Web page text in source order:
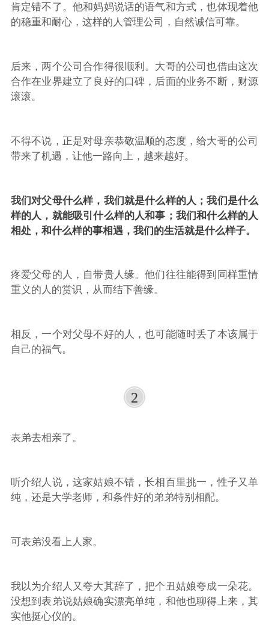
肯定错不了。他和妈妈说话的语气和方式，也体现着他
的稳重和耐心，这样的人管理公司，自然诚信可靠。
后来，两个公司合作得很顺利。大哥的公司也借由这次
合作在业界建立了良好的口碑，后面的业务不断，财源
滚滚。
不得不说，正是对母亲恭敬温顺的态度，给大哥的公司
带来了机遇，让他一路向上，越来越好。
我们对父母什么样，我们就是什么样的人；我们是什么
样的人，就能吸引什么样的人和事；我们和什么样的人
相处，和什么样的事相遇，我们的生活就是什么样子。
疼爱父母的人，自带贵人缘。他们往往能得到同样重情
重义的人的赏识，从而结下善缘。
相反，一个对父母不好的人，也可能随时丢了本该属于
自己的福气。
2
表弟去相亲了。
听介绍人说，这家姑娘不错，长相百里挑一，性子又单
纯，还是大学老师，和条件好的弟弟特别相配。
可表弟没看上人家。
我以为介绍人又夸大其辞了，把个丑姑娘夸成一朵花。
没想到表弟说姑娘确实漂亮单纯，和他也聊得上来，其
实他挺心仪的。